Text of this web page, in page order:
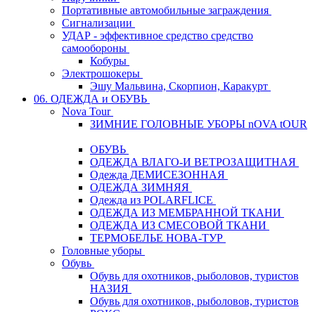
Портативные автомобильные заграждения
Сигнализации
УДАР - эффективное средство средство
самообороны
Кобуры
Электрошокеры
Эшу Мальвина, Скорпион, Каракурт
06. ОДЕЖДА и ОБУВЬ
Nova Tour
ЗИМНИЕ ГОЛОВНЫЕ УБОРЫ nOVA tOUR
ОБУВЬ
ОДЕЖДА ВЛАГО-И ВЕТРОЗАЩИТНАЯ
Одежда ДЕМИСЕЗОННАЯ
ОДЕЖДА ЗИМНЯЯ
Одежда из POLARFLICE
ОДЕЖДА ИЗ МЕМБРАННОЙ ТКАНИ
ОДЕЖДА ИЗ СМЕСОВОЙ ТКАНИ
ТЕРМОБЕЛЬЕ НОВА-ТУР
Головные уборы
Обувь
Обувь для охотников, рыболовов, туристов
НАЗИЯ
Обувь для охотников, рыболовов, туристов